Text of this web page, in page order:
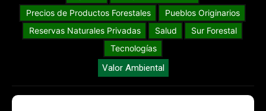
Precios de Productos Forestales
Pueblos Originarios
Reservas Naturales Privadas
Salud
Sur Forestal
Tecnologías
Valor Ambiental